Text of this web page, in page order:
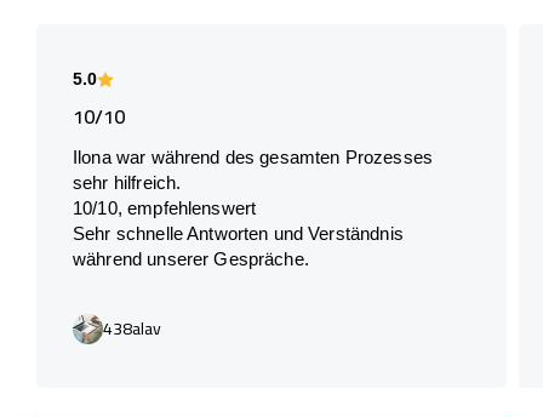
5.0
10/10
Ilona war während des gesamten Prozesses
sehr hilfreich.
10/10, empfehlenswert
Sehr schnelle Antworten und Verständnis
während unserer Gespräche.
438alav